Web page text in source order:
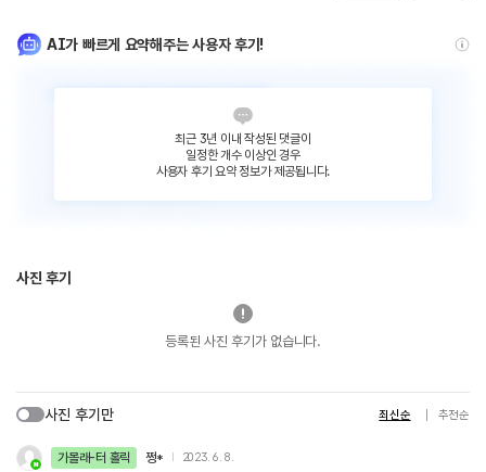
AI가 빠르게 요약해주는 사용자 후기!
최근 3년 이내 작성된 댓글이
일정한 개수 이상인 경우
사용자 후기 요약 정보가 제공됩니다.
사진 후기
등록된 사진 후기가 없습니다.
사진 후기만 최신순 추천순
가볼래-터 홀릭 쩡* 2023. 6. 8.